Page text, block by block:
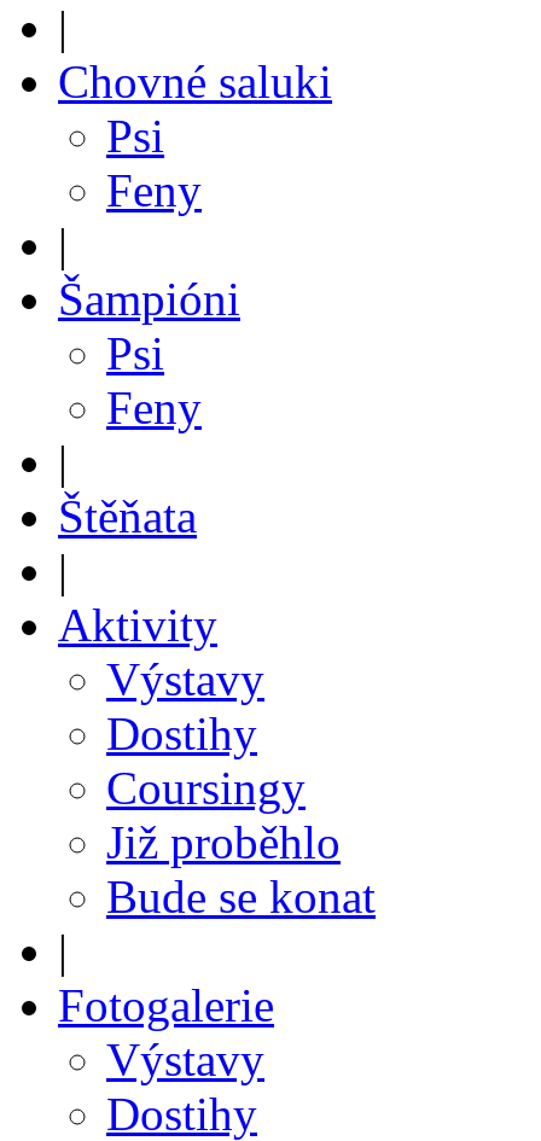
|
Chovné saluki
Psi
Feny
|
Šampióni
Psi
Feny
|
Štěňata
|
Aktivity
Výstavy
Dostihy
Coursingy
Již proběhlo
Bude se konat
|
Fotogalerie
Výstavy
Dostihy